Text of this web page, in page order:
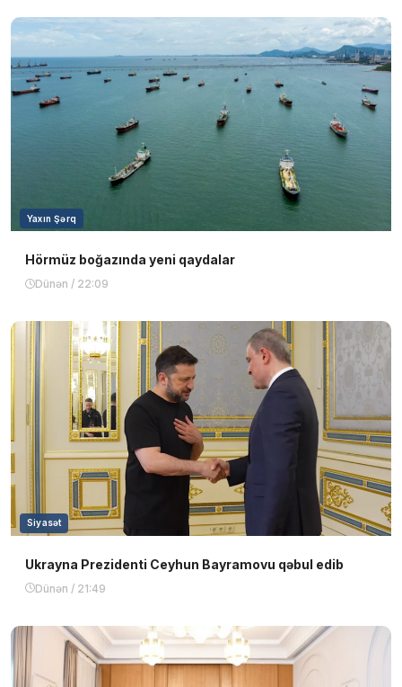
Yaxın Şərq
Hörmüz boğazında yeni qaydalar
Dünən / 22:09
Siyasət
Ukrayna Prezidenti Ceyhun Bayramovu qəbul edib
Dünən / 21:49